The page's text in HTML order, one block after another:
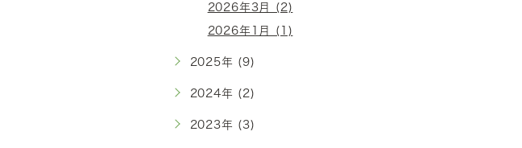
2026年3月 (2)
2026年1月 (1)
2025年 (9)
2024年 (2)
2023年 (3)